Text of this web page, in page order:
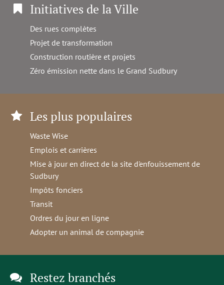
Initiatives de la Ville
Des rues complètes
Projet de transformation
Construction routière et projets
Zéro émission nette dans le Grand Sudbury
Les plus populaires
Waste Wise
Emplois et carrières
Mise à jour en direct de la site d'enfouissement de
Sudbury
Impôts fonciers
Transit
Ordres du jour en ligne
Adopter un animal de compagnie
Restez branchés